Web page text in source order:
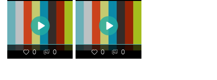
0 0 0 0